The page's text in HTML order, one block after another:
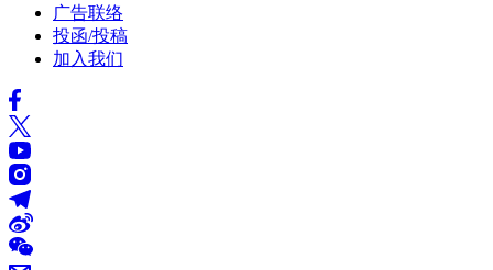
广告联络
投函/投稿
加入我们